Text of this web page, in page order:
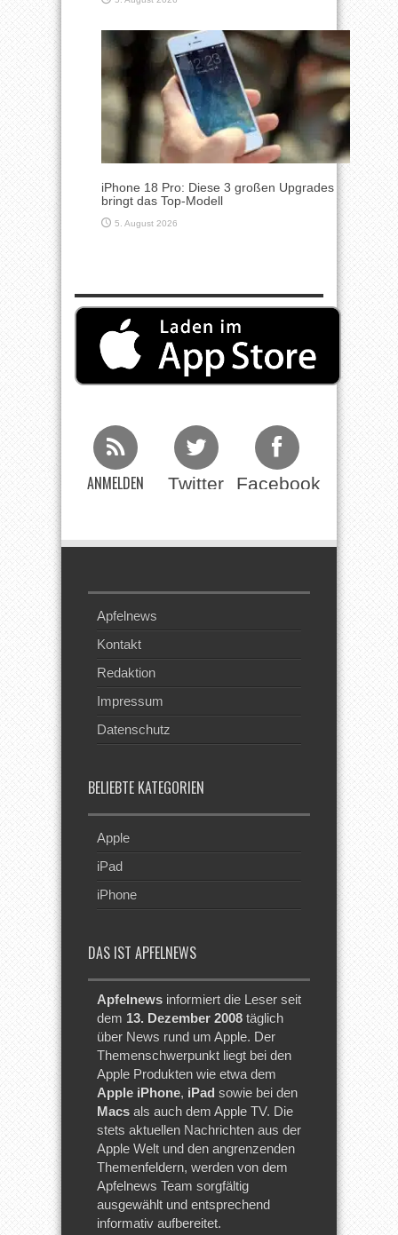
iPhone 18 Pro: Diese 3 großen Upgrades
bringt das Top-Modell
5. August 2026
ANMELDEN Twitter Facebook
Apfelnews
Kontakt
Redaktion
Impressum
Datenschutz
BELIEBTE KATEGORIEN
Apple
iPad
iPhone
DAS IST APFELNEWS
Apfelnews informiert die Leser seit
dem 13. Dezember 2008 täglich
über News rund um Apple. Der
Themenschwerpunkt liegt bei den
Apple Produkten wie etwa dem
Apple iPhone, iPad sowie bei den
Macs als auch dem Apple TV. Die
stets aktuellen Nachrichten aus der
Apple Welt und den angrenzenden
Themenfeldern, werden von dem
Apfelnews Team sorgfältig
ausgewählt und entsprechend
informativ aufbereitet.